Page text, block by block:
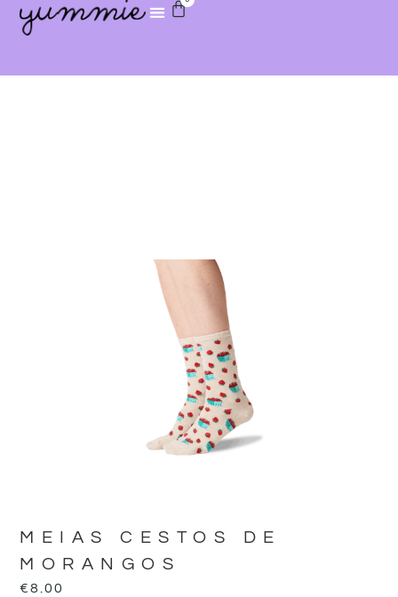
MEIAS CESTOS DE
MORANGOS
€8.00